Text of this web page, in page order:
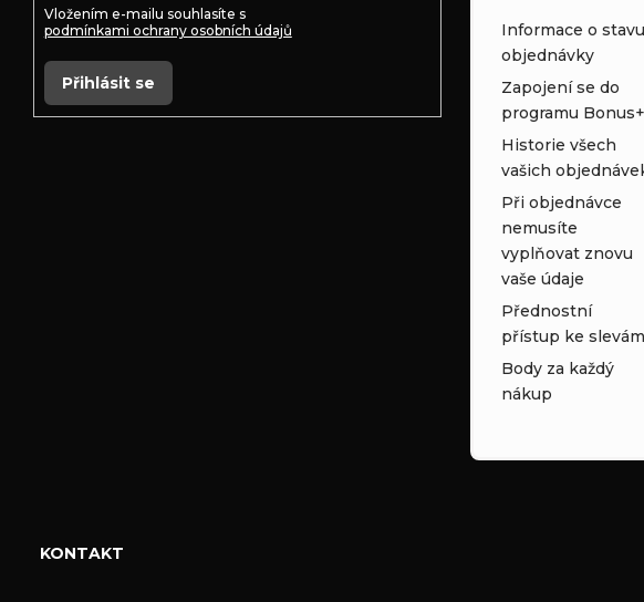
Vložením e-mailu souhlasíte s
podmínkami ochrany osobních údajů
Přihlásit se
Informace o stavu
objednávky
Zapojení se do
programu Bonus+
Historie všech
vašich
Při objednávce
nemusíte
vyplňovat znovu
vaše údaje
Přednostní
přístup ke slevám
Body za každý
nákup
KONTAKT